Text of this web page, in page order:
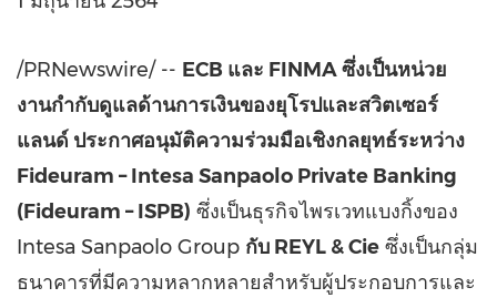
/PRNewswire/ -- ECB และ FINMA ซึ่งเป็นหน่วย
งานกำกับดูแลด้านการเงินของยุโรปและสวิตเซอร์
แลนด์ ประกาศอนุมัติความร่วมมือเชิงกลยุทธ์ระหว่าง
Fideuram – Intesa Sanpaolo Private Banking
(Fideuram – ISPB) ซึ่งเป็นธุรกิจไพรเวทแบงกิ้งของ
Intesa Sanpaolo Group กับ REYL & Cie ซึ่งเป็นกลุ่ม
ธนาคารที่มีความหลากหลายสำหรับผู้ประกอบการและ